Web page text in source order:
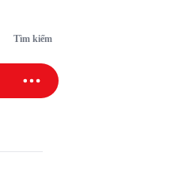
Tìm kiếm
SAO SPORT